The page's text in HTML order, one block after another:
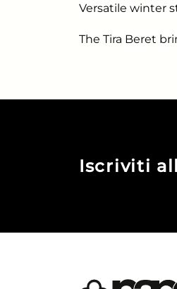
Versatile winter
The Tira Beret
Iscriviti